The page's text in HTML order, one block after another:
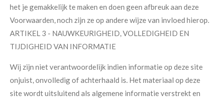
het je gemakkelijk te maken en doen geen afbreuk aan deze
Voorwaarden, noch zijn ze op andere wijze van invloed hierop.
ARTIKEL 3 - NAUWKEURIGHEID, VOLLEDIGHEID EN
TIJDIGHEID VAN INFORMATIE
Wij zijn niet verantwoordelijk indien informatie op deze site
onjuist, onvolledig of achterhaald is. Het materiaal op deze
site wordt uitsluitend als algemene informatie verstrekt en